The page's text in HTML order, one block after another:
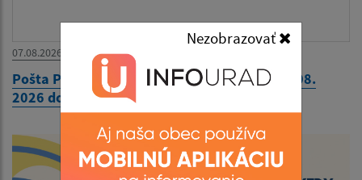
Nezobrazovať
07.08.2026
Pošta Plavnica - hodiny pre verejnosť od 10. 08.
2026 do 14. 08. 2026